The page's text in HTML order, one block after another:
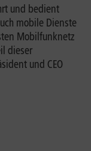
und bedient
mobile Dienste
Mobilfunknetz
dieser
und CEO